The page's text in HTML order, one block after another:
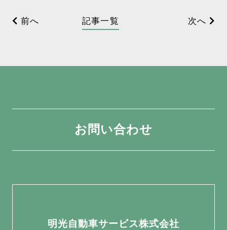
前へ 記事一覧 次へ
お問い合わせ
明光自動車サービス株式会社